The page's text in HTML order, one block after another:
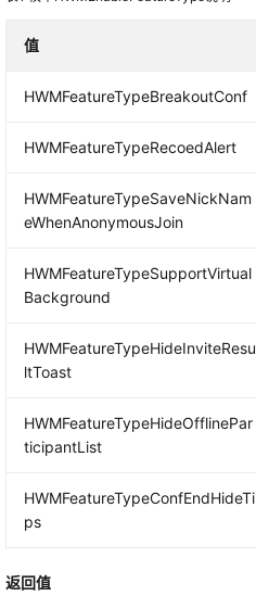
值
HWMFeatureTypeBreakoutConf
HWMFeatureTypeRecoedAlert
HWMFeatureTypeSaveNickNam
eWhenAnonymousJoin
HWMFeatureTypeSupportVirtual
Background
HWMFeatureTypeHideInviteResu
ltToast
HWMFeatureTypeHideOfflinePar
ticipantList
HWMFeatureTypeConfEndHideTi
ps
返回值